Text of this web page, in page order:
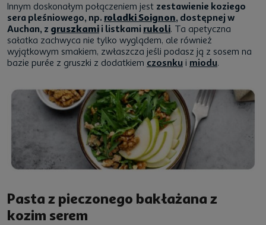
Innym doskonałym połączeniem jest zestawienie koziego
sera pleśniowego, np. roladki Soignon, dostępnej w
Auchan, z gruszkami i listkami rukoli. Ta apetyczna
sałatka zachwyca nie tylko wyglądem, ale również
wyjątkowym smakiem, zwłaszcza jeśli podasz ją z sosem na
bazie purée z gruszki z dodatkiem czosnku i miodu.
Pasta z pieczonego bakłażana z
kozim serem